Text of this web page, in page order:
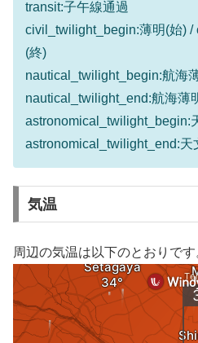
transit:子午線通過
civil_twilight_begin:薄明(始) /
(終)
nautical_twilight_begin:航海
nautical_twilight_end:航海薄
astronomical_twilight_begin:
astronomical_twilight_end:天
気温
周辺の気温は以下のとおりです